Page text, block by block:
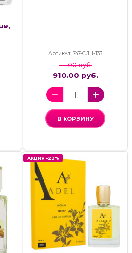
Артикул: 747-СЛН-133
1111.00 руб.
910.00 руб.
В КОРЗИНУ
АКЦИЯ -23%